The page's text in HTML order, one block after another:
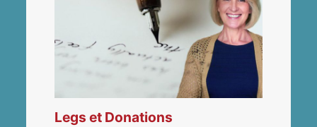
Legs et Donations